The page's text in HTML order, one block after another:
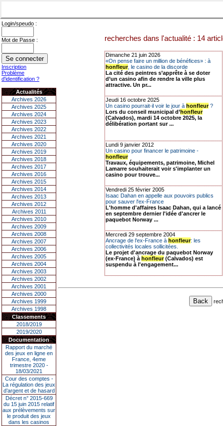
Login/speudo :
Mot de Passe :
Inscription
Problème
d'identification ?
Actualités
Archives 2026
Archives 2025
Archives 2024
Archives 2023
Archives 2022
Archives 2021
Archives 2020
Archives 2019
Archives 2018
Archives 2017
Archives 2016
Archives 2015
Archives 2014
Archives 2013
Archives 2012
Archives 2011
Archives 2010
Archives 2009
Archives 2008
Archives 2007
Archives 2006
Archives 2005
Archives 2004
Archives 2003
Archives 2002
Archives 2001
Archives 2000
Archives 1999
Archives 1998
Classements
2018/2019
2019/2020
Documentation
Rapport du marché
des jeux en ligne en
France, 4eme
trimestre 2020 -
18/03/2021
Cour des comptes -
La régulation des jeux
d’argent et de hasard
Décret n° 2015-669
du 15 juin 2015 relatif
aux prélèvements sur
le produit des jeux
dans les casinos
recherches dans l'actualité : 14
Dimanche 21 juin 2026
«On pense faire un million de bénéfices» : à
honfleur, le casino de la discorde
La cité des peintres s’apprête à se doter
d’un casino afin de rendre la ville plus
attractive. Un pr...
Jeudi 16 octobre 2025
Un casino pourrait-il voir le jour à honfleur?
Lors du conseil municipal d’honfleur
(Calvados), mardi 14 octobre 2025, la
délibération portant sur ...
Lundi 9 janvier 2012
Un casino pour financer le patrimoine -
honfleur
Travaux, équipements, patrimoine, Michel
Lamarre souhaiterait voir s'implanter un
casino pour trouve...
Vendredi 25 février 2005
Isaac Dahan en appelle aux pouvoirs publics
pour sauver l'ex-France
L'homme d'affaires Isaac Dahan, qui a lancé
en septembre dernier l'idée d'ancrer le
paquebot Norway ...
Mercredi 29 septembre 2004
Ancrage de l'ex-France à honfleur: les
collectivités locales sollicitées.
Le projet d'ancrage du paquebot Norway
(ex-France) à honfleur(Calvados) est
suspendu à l'engagement...